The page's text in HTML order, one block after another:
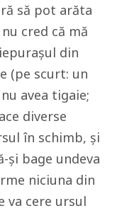
să pot arăta
cred că mă
din
(pe scurt: un
avea tigaie;
diverse
în schimb, și
și bage undeva
niciuna din
va cere ursul